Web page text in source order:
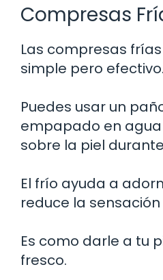
Compresas
Las compresas
simple pero efectivo.
Puedes usar un
empapado en
sobre la piel
El frío ayuda a
reduce la
Es como darle a tu
fresco.